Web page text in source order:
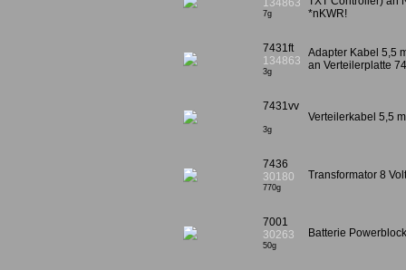
134863
7g
*nKWR!
7431ft
134863
3g
Adapter Kabel 5,5
an Verteilerplatte
7431vv
3g
Verteilerkabel 5,5
7436
30180
770g
Transformator 8
7001
30263
50g
Batterie